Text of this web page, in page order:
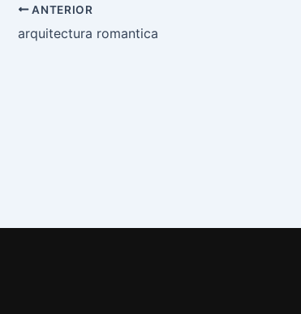
ANTERIOR
arquitectura romantica